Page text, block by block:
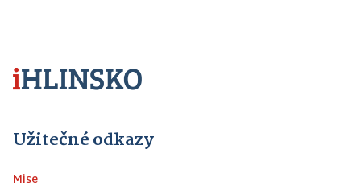
Užitečné odkazy
Mise